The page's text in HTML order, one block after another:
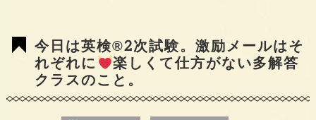
今日は英検®︎2次試験。激励メールはそ
れぞれに
楽しくて仕方がない多解答
クラスのこと。